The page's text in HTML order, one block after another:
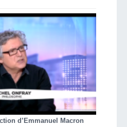
d’Emmanuel Macron